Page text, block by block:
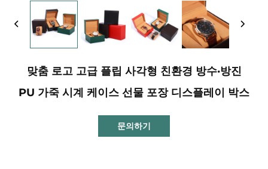
맞춤 로고 고급 플립 사각형 친환경 방수·방진
PU 가죽 시계 케이스 선물 포장 디스플레이 박스
문의하기